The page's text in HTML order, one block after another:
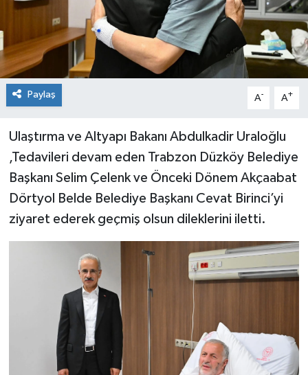
Paylaş A- A+
Ulaştırma ve Altyapı Bakanı Abdulkadir Uraloğlu
,Tedavileri devam eden Trabzon Düzköy Belediye
Başkanı Selim Çelenk ve Önceki Dönem Akçaabat
Dörtyol Belde Belediye Başkanı Cevat Birinci’yi
ziyaret ederek geçmiş olsun dileklerini iletti.